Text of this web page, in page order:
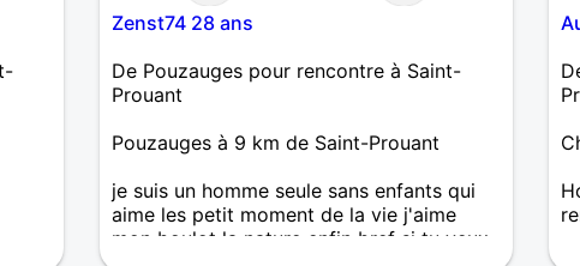
Zenst74 28 ans
De Pouzauges pour rencontre à Saint-
Prouant
Pouzauges à 9 km de Saint-Prouant
je suis un homme seule sans enfants qui
aime les petit moment de la vie j'aime
mon boulot la nature enfin bref si tu veux